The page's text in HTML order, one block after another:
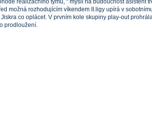
realizačního týmu, “ myslí na budoucnost asistent
možná rozhodujícím víkendem II.ligy upírá v
co oplácet. V prvním kole skupiny play-out
prodloužení.